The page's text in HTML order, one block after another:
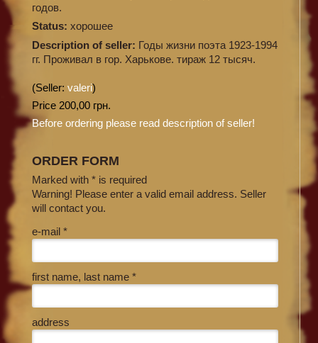
годов.
Status: хорошее
Description of seller: Годы жизни поэта 1923-1994
гг. Проживал в гор. Харькове. тираж 12 тысяч.
(Seller: valeri)
Price 200,00 грн.
Before ordering please read description of seller!
ORDER FORM
Marked with * is required
Warning! Please enter a valid email address. Seller
will contact you.
e-mail *
first name, last name *
address